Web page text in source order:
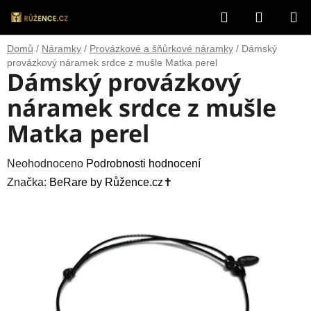
na
obsah
Hledat
KOŠÍK
Domů / Náramky / Provázkové a šňůrkové náramky / Dámský
provázkový náramek srdce z mušle Matka perel
Dámský provázkový
náramek srdce z mušle
Matka perel
Průměrné
hodnocení
hvězdiček.
Neohodnoceno Podrobnosti hodnocení
Značka: BeRare by Růžence.cz✝️